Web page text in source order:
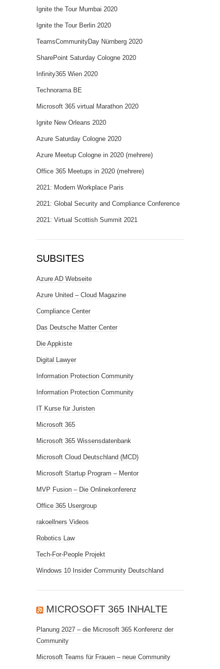
Ignite the Tour Mumbai 2020
Ignite the Tour Berlin 2020
TeamsCommunityDay Nürnberg 2020
SharePoint Saturday Cologne 2020
Infinity365 Wien 2020
Technorama BE
Microsoft 365 virtual Marathon 2020
Ignite New Orleans 2020
Azure Saturday Cologne 2020
Azure Meetup Cologne in 2020 (mehrere)
Office 365 Meetups in 2020 (mehrere)
2021: Modern Workplace Paris
2021: Global Security and Compliance Conference
2021: Virtual Scottish Summit 2021
SUBSITES
Azure AD Webseite
Azure United – Cloud Magazine
Compliance Center
Das Deutsche Matter Center
Die Appkiste
Digital Lawyer
Information Protection Community
Information Protection Community
IT Kurse für Juristen
Microsoft 365
Microsoft 365 Wissensdatenbank
Microsoft Cloud Deutschland (MCD)
Microsoft Startup Program – Mentor
MVP Fusion – Die Onlinekonferenz
Office 365 Usergroup
rakoellners Videos
Robotics Law
Tech-For-People Projekt
Windows 10 Insider Community Deutschland
MICROSOFT 365 INHALTE
Planung 2027 – die Microsoft 365 Konferenz der
Community
Microsoft Teams für Frauen – neue Community